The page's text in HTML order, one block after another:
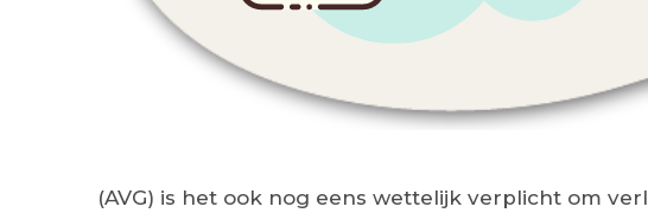
(AVG) is het ook nog eens wettelijk verplicht om